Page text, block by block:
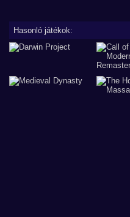
Hasonló játékok: